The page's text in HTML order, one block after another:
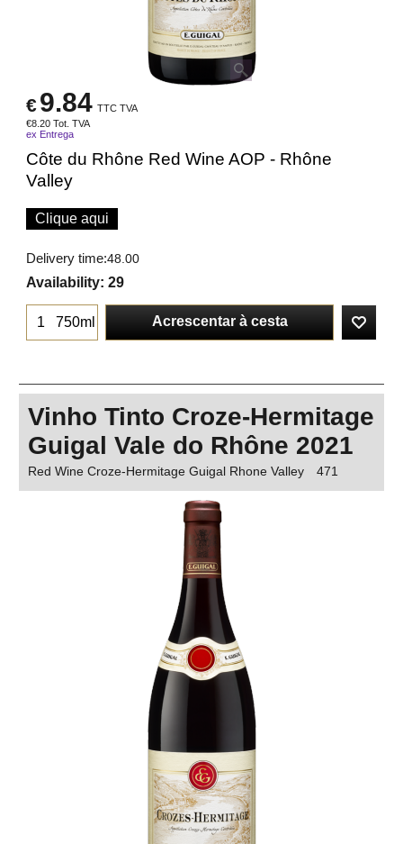
€9.84 TTC TVA
€8.20 Tot. TVA
ex Entrega
Côte du Rhône Red Wine AOP - Rhône
Valley
Clique aqui
Delivery time:48.00
Availability: 29
750ml Acrescentar à cesta
Vinho Tinto Croze-Hermitage
Guigal Vale do Rhône 2021
Red Wine Croze-Hermitage Guigal Rhone Valley 471